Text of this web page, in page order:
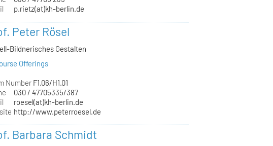
p.rietz(at)kh-berlin.de
Peter Rösel
Bildnerisches Gestalten
Offerings
Number F1.06/H1.01
030 / 47705335/387
roesel(at)kh-berlin.de
http://www.peterroesel.de
Barbara Schmidt